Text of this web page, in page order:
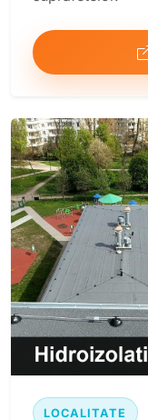
LOCALITATE